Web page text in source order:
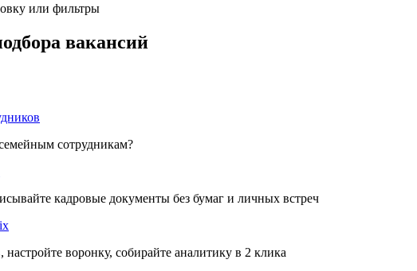
или фильтры
вакансий
сотрудникам?
кадровые документы без бумаг и личных встреч
воронку, собирайте аналитику в 2 клика